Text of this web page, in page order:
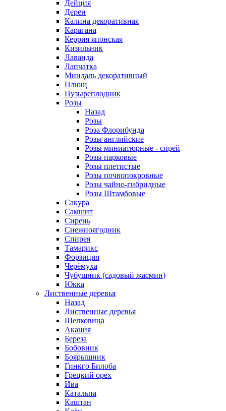
Дейция
Дерен
Калина декоративная
Карагана
Керрия японская
Кизильник
Лаванда
Лапчатка
Миндаль декоративный
Плющ
Пузыреплодник
Розы
Назад
Розы
Роза Флорибунда
Розы английские
Розы миниатюрные - спрей
Розы парковые
Розы плетистые
Розы почвопокровные
Розы чайно-гибридные
Розы Штамбовые
Сакура
Самшит
Сирень
Снежноягодник
Спирея
Тамарикс
Форзиция
Черёмуха
Чубушник (садовый жасмин)
Юкка
Лиственные деревья
Назад
Лиственные деревья
Шелковица
Акация
Береза
Бобовник
Боярышник
Гинкго Билоба
Грецкий орех
Ива
Катальпа
Каштан